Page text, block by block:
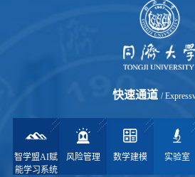
快速通道 /
智学盟AI赋
能学习系统
风险管理 数学建模 实验室